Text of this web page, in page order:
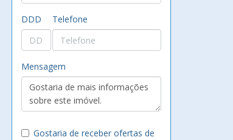
DDD Telefone
Mensagem
Gostaria de receber ofertas de